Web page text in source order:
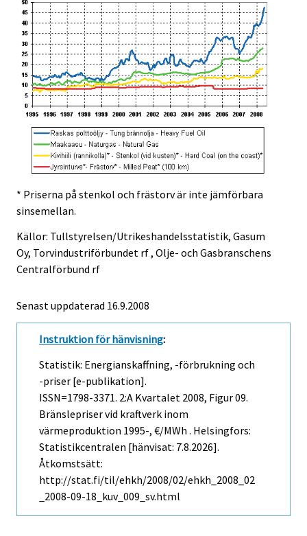
* Priserna på stenkol och frästorv är inte jämförbara
sinsemellan.
Källor: Tullstyrelsen/Utrikeshandelsstatistik, Gasum
Oy, Torvindustriförbundet rf , Olje- och Gasbranschens
Centralförbund rf
Senast uppdaterad 16.9.2008
Instruktion för hänvisning:
Statistik: Energianskaffning, -förbrukning och
-priser [e-publikation].
ISSN=1798-3371. 2:a Kvartalet 2008, Figur 09.
Bränslepriser vid kraftverk inom
värmeproduktion 1995-, €/MWh . Helsingfors:
Statistikcentralen [hänvisat: 7.8.2026].
Åtkomstsätt:
http://stat.fi/til/ehkh/2008/02/ehkh_2008_02
_2008-09-18_kuv_009_sv.html